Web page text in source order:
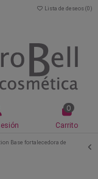
Lista de deseos (0 )
0
Carrito
Base fortalecedora de